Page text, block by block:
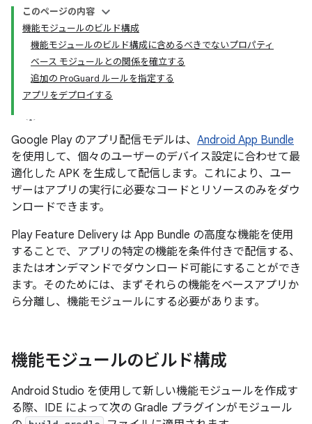
このページの内容
機能モジュールのビルド構成
機能モジュールのビルド構成に含めるべきでないプロパティ
ベース モジュールとの関係を確立する
追加の ProGuard ルールを指定する
アプリをデプロイする
Google Play のアプリ配信モデルは、 Android App Bundle
を使用して、個々のユーザーのデバイス設定に合わせて最
適化した APK を生成して配信します。これにより、ユー
ザーはアプリの実行に必要なコードとリソースのみをダウ
ンロードできます。
Play Feature Delivery は App Bundle の高度な機能を使用
することで、アプリの特定の機能を条件付きで配信する、
またはオンデマンドでダウンロード可能にすることができ
ます。そのためには、まずそれらの機能をベースアプリか
ら分離し、機能モジュールにする必要があります。
機能モジュールのビルド構成
Android Studio を使用して新しい機能モジュールを作成す
る際、IDE によって次の Gradle プラグインがモジュール